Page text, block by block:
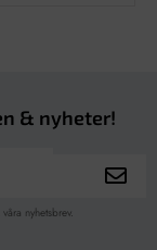
& nyheter!
nyhetsbrev.